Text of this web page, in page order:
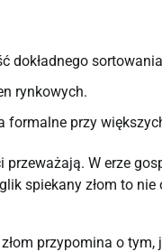
dokładnego
rynkowych.
formalne przy
przeważają. W erze
spiekany złom to nie
przypomina o tym,